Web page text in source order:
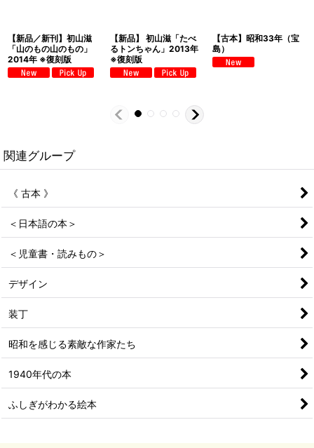
【新品／新刊】初山滋
「山のもの山のもの」
2014年 ※復刻版
【新品】 初山滋「たべ
るトンちゃん」2013年
※復刻版
【古本】昭和33年（宝
島）
関連グループ
《 古本 》
＜日本語の本＞
＜児童書・読みもの＞
デザイン
装丁
昭和を感じる素敵な作家たち
1940年代の本
ふしぎがわかる絵本